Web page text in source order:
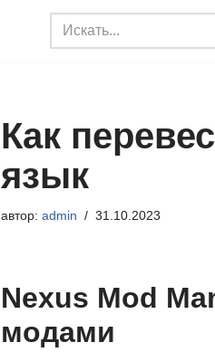
Как
язык
автор: admin 31.10.2023
Nexus Mod
модами